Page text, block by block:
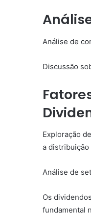
Análise de
Discussão
Exploração
a
Análise de
Os
fundamental